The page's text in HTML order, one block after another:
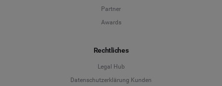
Partner
Awards
Rechtliches
Legal Hub
Datenschutzerklärung Kunden